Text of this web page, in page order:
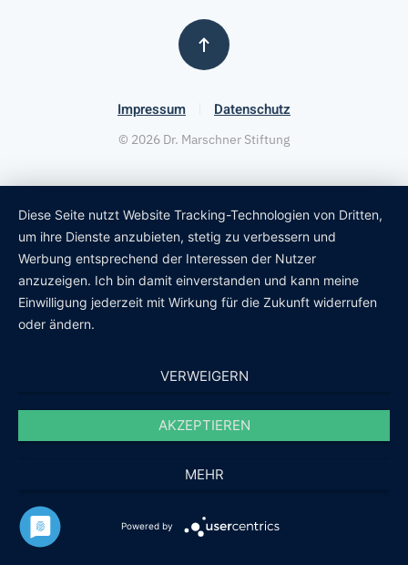
Impressum Datenschutz
© 2026 Dr. Marschner Stiftung
Diese Seite nutzt Website Tracking-Technologien von Dritten,
um ihre Dienste anzubieten, stetig zu verbessern und
Werbung entsprechend der Interessen der Nutzer
anzuzeigen. Ich bin damit einverstanden und kann meine
Einwilligung jederzeit mit Wirkung für die Zukunft widerrufen
oder ändern.
VERWEIGERN
AKZEPTIEREN
MEHR
Powered by